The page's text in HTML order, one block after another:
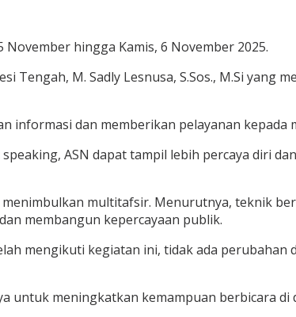
hingga Kamis, 6 November 2025.
Tengah, M. Sadly Lesnusa, S.Sos., M.Si yang
informasi dan memberikan pelayanan kepada
ASN dapat tampil lebih percaya diri
multitafsir. Menurutnya, teknik
membangun kepercayaan publik.
mengikuti kegiatan ini, tidak ada perubahan
untuk meningkatkan kemampuan berbicara